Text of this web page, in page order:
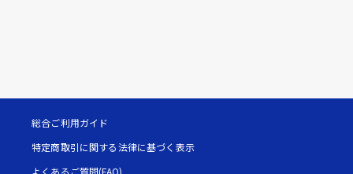
総合ご利用ガイド
特定商取引に関する法律に基づく表示
よくあるご質問(FAQ)